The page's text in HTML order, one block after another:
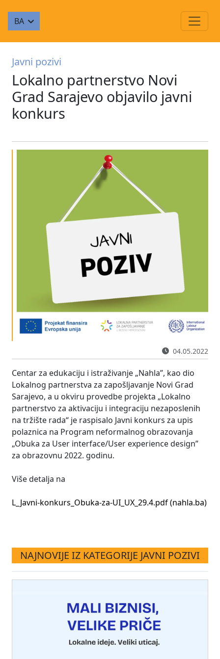
BA
Javni pozivi
Lokalno partnerstvo Novi
Grad Sarajevo objavilo javni
konkurs
04.05.2022
Centar za edukaciju i istraživanje „Nahla”, kao dio
Lokalnog partnerstva za zapošljavanje Novi Grad
Sarajevo, a u okviru provedbe projekta „Lokalno
partnerstvo za aktivaciju i integraciju nezaposlenih
na tržište rada“ je raspisalo Javni konkurs za upis
polaznica na Program neformalnog obrazovanja
„Obuka za User interface/User experience design”
za obrazovnu 2022. godinu.
Više detalja na
L_Javni-konkurs_Obuka-za-UI_UX_29.4.pdf (nahla.ba)
NAJNOVIJE IZ KATEGORIJE JAVNI POZIVI